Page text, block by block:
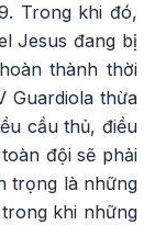
Trong khi đó,
Jesus đang bị
thành thời
Guardiola thừa
cầu thủ, điều
đội sẽ phải
trọng là những
khi những